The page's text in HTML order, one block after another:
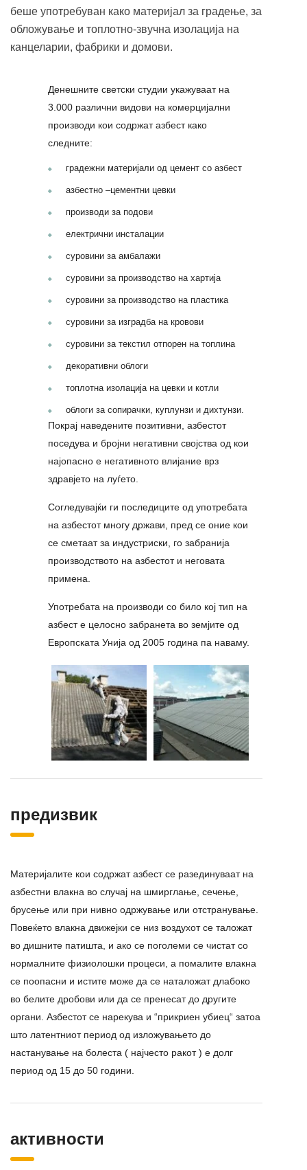
беше употребуван како материјал за градење, за
обложување и топлотно-звучна изолација на
канцеларии, фабрики и домови.
Денешните светски студии укажуваат на
3.000 различни видови на комерцијални
производи кои содржат азбест како
следните:
градежни материјали од цемент со азбест
азбестно –цементни цевки
производи за подови
електрични инсталации
суровини за амбалажи
суровини за производство на хартија
суровини за производство на пластика
суровини за изградба на кровови
суровини за текстил отпорен на топлина
декоративни облоги
топлотна изолација на цевки и котли
облоги за сопирачки, куплунзи и дихтунзи.
Покрај наведените позитивни, азбестот
поседува и бројни негативни својства од кои
најопасно е негативното влијание врз
здравјето на луѓето.
Согледувајќи ги последиците од употребата
на азбестот многу држави, пред се оние кои
се сметаат за индустриски, го забранија
производството на азбестот и неговата
примена.
Употребата на производи со било кој тип на
азбест е целосно забранета во земјите од
Европската Унија од 2005 година па наваму.
предизвик
Материјалите кои содржат азбест се разединуваат на
азбестни влакна во случај на шмирглање, сечење,
брусење или при нивно одржување или отстранување.
Повеќето влакна движејки се низ воздухот се таложат
во дишните патишта, и ако се поголеми се чистат со
нормалните физиолошки процеси, а помалите влакна
се поопасни и истите може да се наталожат длабоко
во белите дробови или да се пренесат до другите
органи. Азбестот се нарекува и “прикриен убиец“ затоа
што латентниот период од изложувањето до
настанување на болеста ( најчесто ракот ) е долг
период од 15 до 50 години.
активности